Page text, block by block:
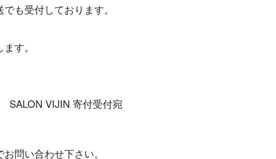
も受付しております。
す。
SALON VIJIN 寄付受付宛
問い合わせ下さい。